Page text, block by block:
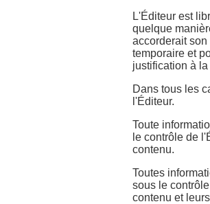
L'Éditeur est
quelque
accorderait
temporaire et
justification à
Dans tous les
l'Éditeur.
Toute
le contrôle de
contenu.
Toutes
sous le
contenu et